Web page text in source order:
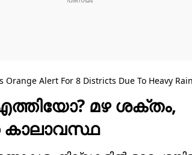
Orange Alert For 8 Districts Due To Heavy
മഴ ശക്തം,
കാലാവസ്ഥ